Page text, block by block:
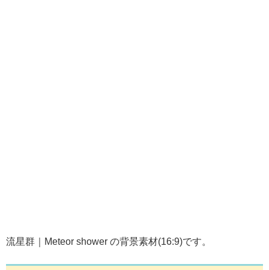
流星群｜Meteor shower の背景素材(16:9)です。